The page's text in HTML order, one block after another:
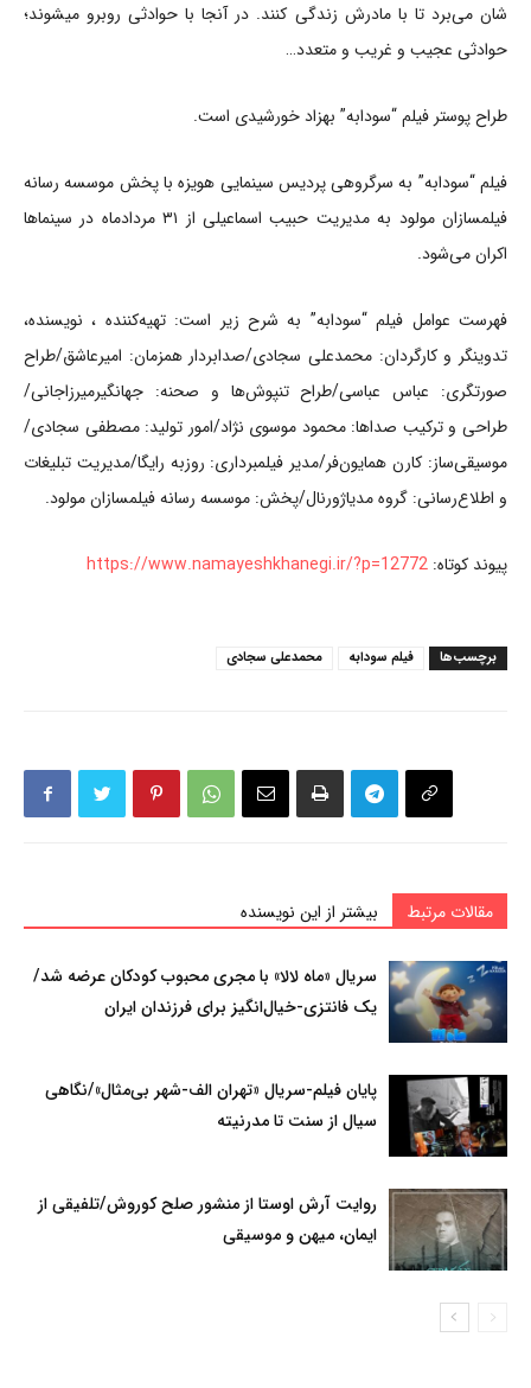
شان می‌برد تا با مادرش زندگی کنند. در آنجا با حوادثی روبرو میشوند؛
حوادثی عجیب و غریب و متعدد…
طراح پوستر فیلم “سودابه” بهزاد خورشیدی است.
فیلم “سودابه” به سرگروهی پردیس سینمایی هویزه با پخش موسسه رسانه
فیلمسازان مولود به مدیریت حبیب اسماعیلی از ۳۱ مردادماه در سینماها
اکران می‌شود.
فهرست عوامل فیلم “سودابه” به شرح زیر است: تهیه‌کننده ، نویسنده،
تدوینگر و کارگردان: محمدعلی سجادی/صدابردار همزمان: امیرعاشق/طراح
صورتگری: عباس عباسی/طراح تنپوش‌ها و صحنه: جهانگیرمیرزاجانی/
طراحی و ترکیب صداها: محمود موسوی نژاد/امور تولید: مصطفی سجادی/
موسیقی‌ساز: کارن همایون‌فر/مدیر فیلمبرداری: روزبه رایگا/مدیریت تبلیغات
و اطلاع‌رسانی: گروه مدیاژورنال/پخش: موسسه رسانه فیلمسازان مولود.
پیوند کوتاه: https://www.namayeshkhanegi.ir/?p=12772
برچسب‌ها فیلم سودابه محمدعلی سجادی
مقالات مرتبط بیشتر از این نویسنده
سریال «ماه لالا» با مجری محبوب کودکان عرضه شد/
یک فانتزی-خیال‌انگیز برای فرزندان ایران
پایان فیلم-سریال «تهران الف-شهر بی‌مثال»/نگاهی
سیال از سنت تا مدرنیته
روایت آرش اوستا از منشور صلح کوروش/تلفیقی از
ایمان، میهن و موسیقی